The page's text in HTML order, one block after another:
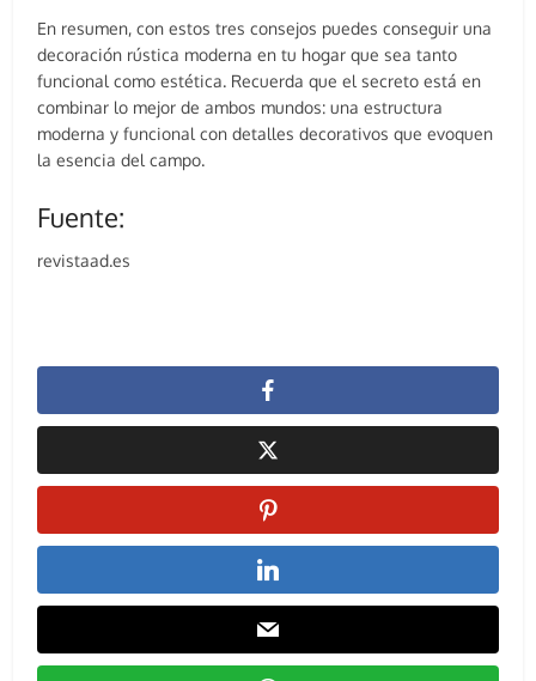
En resumen, con estos tres consejos puedes conseguir una
decoración rústica moderna en tu hogar que sea tanto
funcional como estética. Recuerda que el secreto está en
combinar lo mejor de ambos mundos: una estructura
moderna y funcional con detalles decorativos que evoquen
la esencia del campo.
Fuente:
revistaad.es